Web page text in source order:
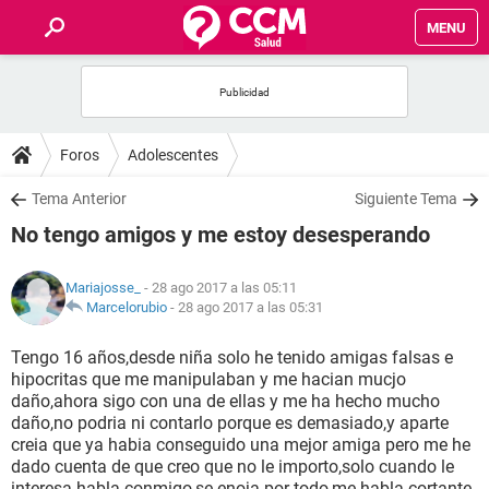
MENU
FOROS
SALUD
NUTRICIÓN
BIENESTAR
SEXUALIDAD
GLOSARIO
Foros Adolescentes
Tema Anterior Siguiente Tema
No tengo amigos y me estoy desesperando
Mariajosse_ - 28 ago 2017 a las 05:11
Marcelorubio - 28 ago 2017 a las 05:31
Tengo 16 años,desde niña solo he tenido amigas falsas e
hipocritas que me manipulaban y me hacian mucjo
daño,ahora sigo con una de ellas y me ha hecho mucho
daño,no podria ni contarlo porque es demasiado,y aparte
creia que ya habia conseguido una mejor amiga pero me he
dado cuenta de que creo que no le importo,solo cuando le